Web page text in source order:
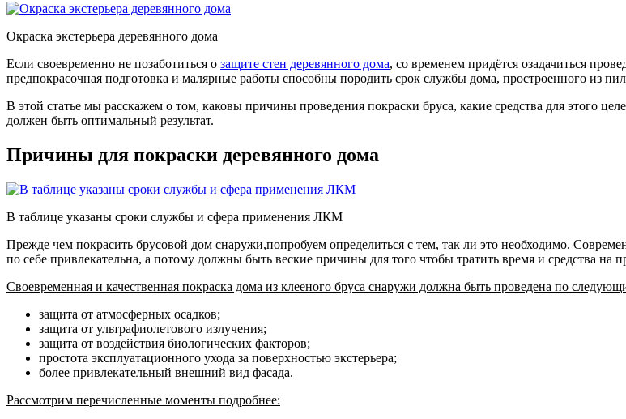
Окраска экстерьера деревянного дома
Если своевременно не позаботиться о защите стен деревянного дома, со временем придётся озадачиться
предпокрасочная подготовка и малярные работы способны породить срок службы дома, простроенного из
В этой статье мы расскажем о том, каковы причины проведения покраски бруса, какие средства для этого
должен быть оптимальный результат.
Причины для покраски деревянного дома
В таблице указаны сроки службы и сфера применения ЛКМ
Прежде чем покрасить брусовой дом снаружи,попробуем определиться с тем, так ли это необходимо.
по себе привлекательна, а потому должны быть веские причины для того чтобы тратить время и средства на
Своевременная и качественная покраска дома из клееного бруса снаружи должна быть проведена по
защита от атмосферных осадков;
защита от ультрафиолетового излучения;
защита от воздействия биологических факторов;
простота эксплуатационного ухода за поверхностью экстерьера;
более привлекательный внешний вид фасада.
Рассмотрим перечисленные моменты подробнее: